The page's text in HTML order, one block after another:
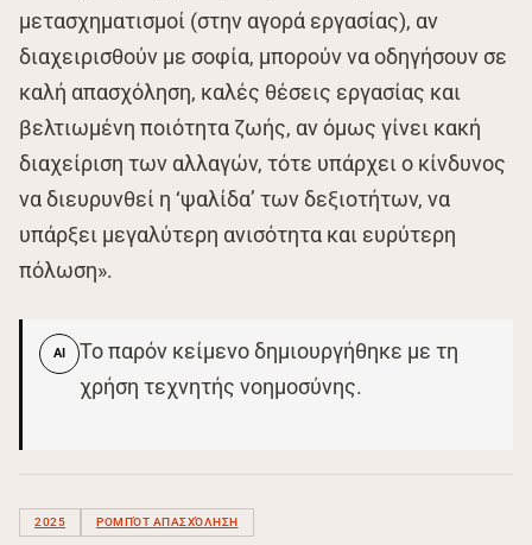
μετασχηματισμοί (στην αγορά εργασίας), αν
διαχειρισθούν με σοφία, μπορούν να οδηγήσουν σε
καλή απασχόληση, καλές θέσεις εργασίας και
βελτιωμένη ποιότητα ζωής, αν όμως γίνει κακή
διαχείριση των αλλαγών, τότε υπάρχει ο κίνδυνος
να διευρυνθεί η ‘ψαλίδα’ των δεξιοτήτων, να
υπάρξει μεγαλύτερη ανισότητα και ευρύτερη
πόλωση».
AI
Το παρόν κείμενο δημιουργήθηκε με τη
χρήση τεχνητής νοημοσύνης.
2025 ΡΟΜΠΌΤ ΑΠΑΣΧΌΛΗΣΗ